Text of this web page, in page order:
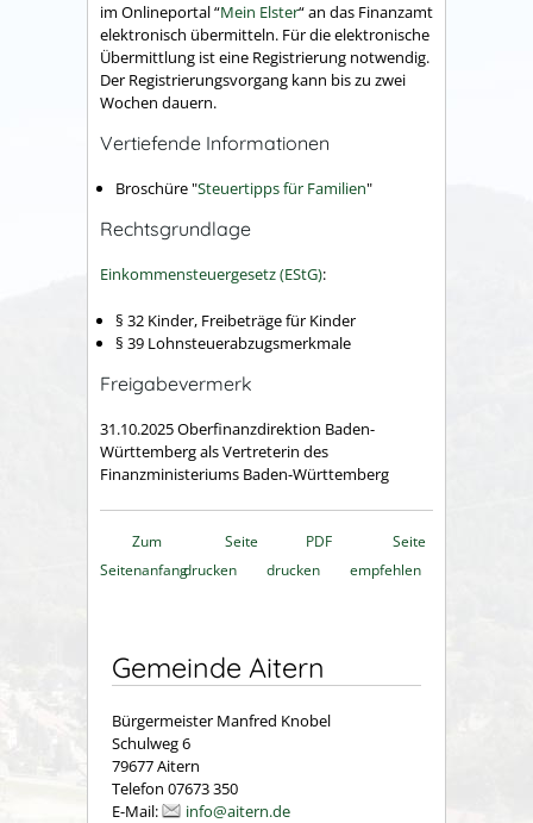
im Onlineportal “Mein Elster“ an das Finanzamt
elektronisch übermitteln. Für die elektronische
Übermittlung ist eine Registrierung notwendig.
Der Registrierungsvorgang kann bis zu zwei
Wochen dauern.
Vertiefende Informationen
Broschüre "Steuertipps für Familien"
Rechtsgrundlage
Einkommensteuergesetz (EStG):
§ 32 Kinder, Freibeträge für Kinder
§ 39 Lohnsteuerabzugsmerkmale
Freigabevermerk
31.10.2025Oberfinanzdirektion Baden-
Württemberg als Vertreterin des
Finanzministeriums Baden-Württemberg
Zum
Seitenanfang
Seite
drucken
PDF
drucken
Seite
empfehlen
Gemeinde Aitern
Bürgermeister Manfred Knobel
Schulweg 6
79677 Aitern
Telefon 07673 350
E-Mail:
info@aitern.de